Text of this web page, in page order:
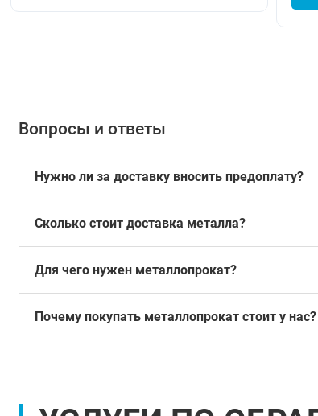
Вопросы и ответы
Нужно ли за доставку вносить предоплату?
Сколько стоит доставка металла?
Для чего нужен металлопрокат?
Почему покупать металлопрокат стоит у нас?